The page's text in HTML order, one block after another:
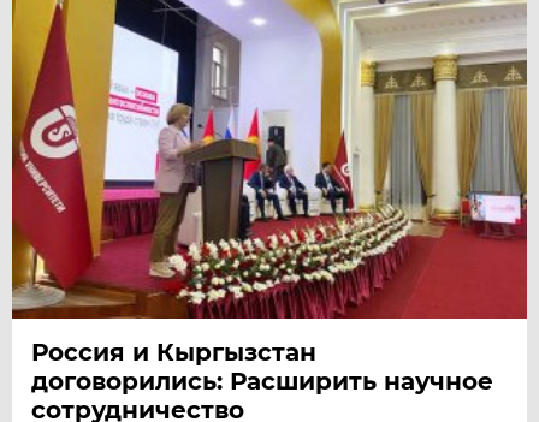
Россия и Кыргызстан
договорились: Расширить научное
сотрудничество